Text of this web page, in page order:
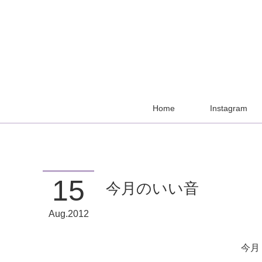
Home Instagram
15
Aug 2012
今月のいい音
今